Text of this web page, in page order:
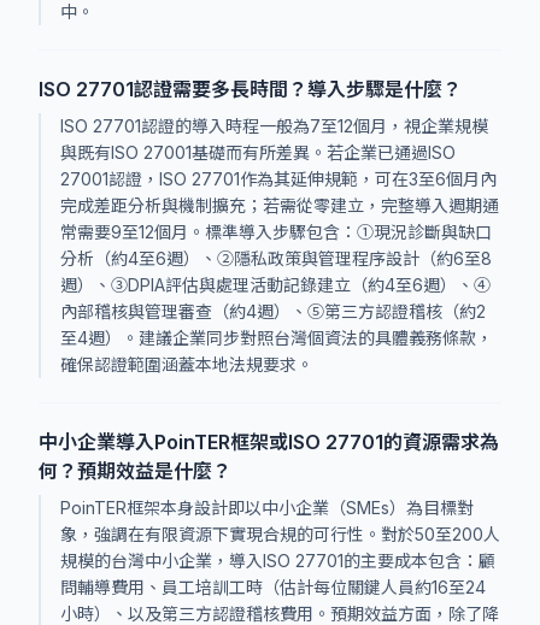
中。
ISO 27701認證需要多長時間？導入步驟是什麼？
ISO 27701認證的導入時程一般為7至12個月，視企業規模
與既有ISO 27001基礎而有所差異。若企業已通過ISO
27001認證，ISO 27701作為其延伸規範，可在3至6個月內
完成差距分析與機制擴充；若需從零建立，完整導入週期通
常需要9至12個月。標準導入步驟包含：①現況診斷與缺口
分析（約4至6週）、②隱私政策與管理程序設計（約6至8
週）、③DPIA評估與處理活動記錄建立（約4至6週）、④
內部稽核與管理審查（約4週）、⑤第三方認證稽核（約2
至4週）。建議企業同步對照台灣個資法的具體義務條款，
確保認證範圍涵蓋本地法規要求。
中小企業導入PoinTER框架或ISO 27701的資源需求為
何？預期效益是什麼？
PoinTER框架本身設計即以中小企業（SMEs）為目標對
象，強調在有限資源下實現合規的可行性。對於50至200人
規模的台灣中小企業，導入ISO 27701的主要成本包含：顧
問輔導費用、員工培訓工時（估計每位關鍵人員約16至24
小時）、以及第三方認證稽核費用。預期效益方面，除了降